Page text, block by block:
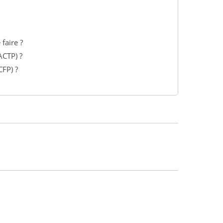
?
?
?